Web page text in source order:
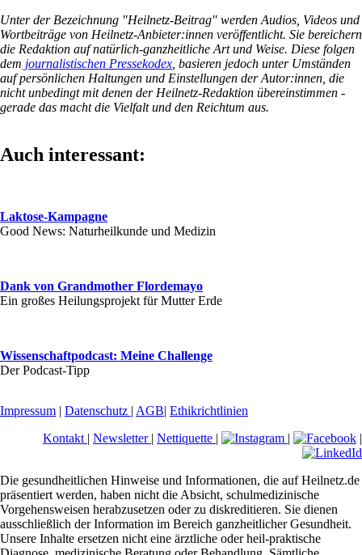
Unter der Bezeichnung "Heilnetz-Beitrag" werden Audios, Videos und
Wortbeiträge von Heilnetz-Anbieter:innen veröffentlicht. Sie bereichern
die Redaktion auf natürlich-ganzheitliche Art und Weise. Diese folgen
dem journalistischen Pressekodex , basieren jedoch unter Umständen
auf persönlichen Haltungen und Einstellungen der Autor:innen, die
nicht unbedingt mit denen der Heilnetz-Redaktion übereinstimmen -
gerade das macht die Vielfalt und den Reichtum aus.
Auch interessant:
Laktose-Kampagne
Good News: Naturheilkunde und Medizin
Dank von Grandmother Flordemayo
Ein großes Heilungsprojekt für Mutter Erde
Wissenschaftpodcast: Meine Challenge
Der Podcast-Tipp
Impressum | Datenschutz | AGB| Ethikrichtlinien
Kontakt | Newsletter | Nettiquette | | |
Die gesundheitlichen Hinweise und Informationen, die auf Heilnetz.de
präsentiert werden, haben nicht die Absicht, schulmedizinische
Vorgehensweisen herabzusetzen oder zu diskreditieren. Sie dienen
ausschließlich der Information im Bereich ganzheitlicher Gesundheit.
Unsere Inhalte ersetzen nicht eine ärztliche oder heil-praktische